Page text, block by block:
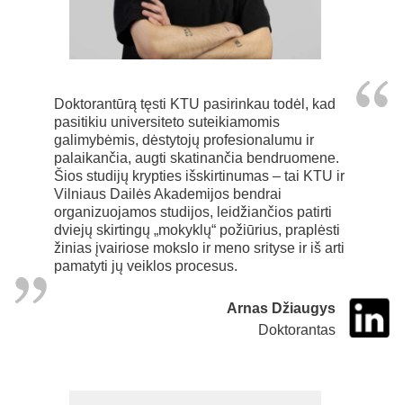
Doktorantūrą tęsti KTU pasirinkau todėl, kad
pasitikiu universiteto suteikiamomis
galimybėmis, dėstytojų profesionalumu ir
palaikančia, augti skatinančia bendruomene.
Šios studijų krypties išskirtinumas – tai KTU ir
Vilniaus Dailės Akademijos bendrai
organizuojamos studijos, leidžiančios patirti
dviejų skirtingų „mokyklų“ požiūrius, praplėsti
žinias įvairiose mokslo ir meno srityse ir iš arti
pamatyti jų veiklos procesus.
Arnas Džiaugys
Doktorantas